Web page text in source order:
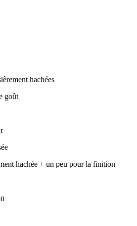
hachées
goût
hachée + un peu pour la finition